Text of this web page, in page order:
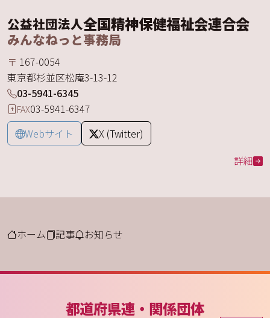
公益社団法人全国精神保健福祉会連合会
みんなねっと事務局
〒 167-0054
東京都杉並区松庵3-13-12
03-5941-6345
FAX03-5941-6347
Webサイト
X (Twitter)
詳細
ホーム 記事 お知らせ
都道府県連・関係団体